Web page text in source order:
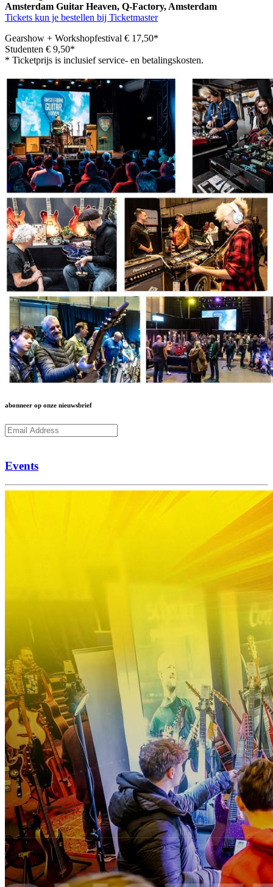
Amsterdam Guitar Heaven, Q-Factory, Amsterdam
Tickets kun je bestellen bij Ticketmaster
Gearshow + Workshopfestival € 17,50*
Studenten € 9,50*
* Ticketprijs is inclusief service- en betalingskosten.
abonneer op onze nieuwsbrief
Events